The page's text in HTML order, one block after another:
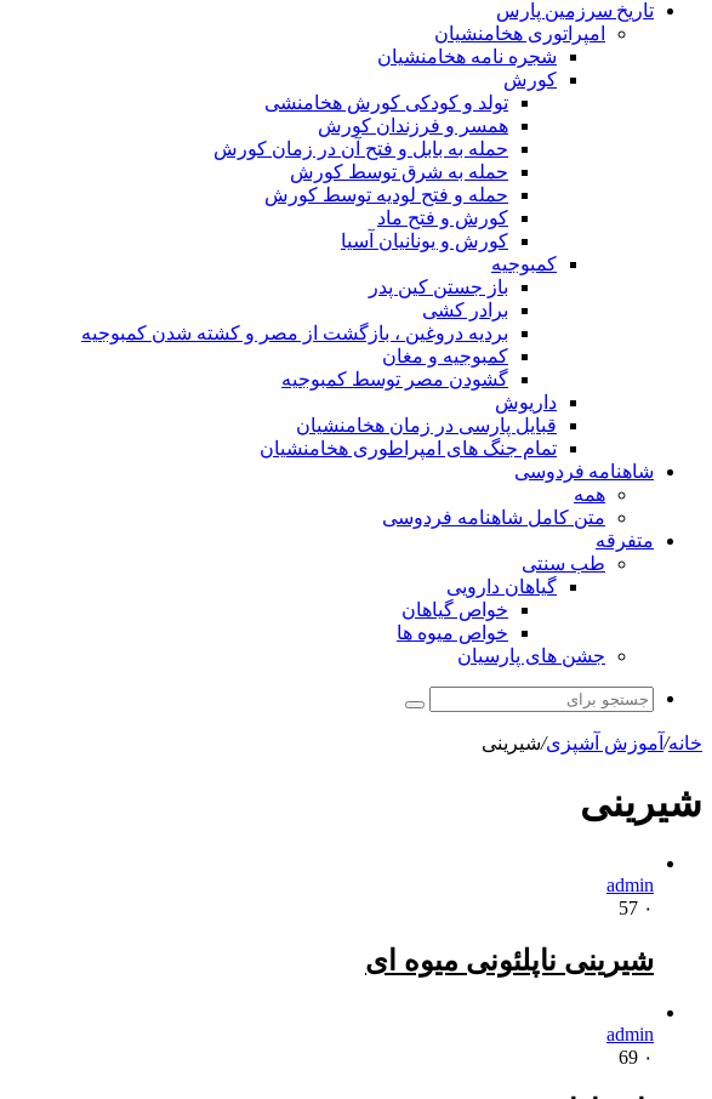
تاریخ سرزمین پارس
امپراتوری هخامنشیان
شجره نامه هخامنشیان
کورش
تولد و کودکی کورش هخامنشی
همسر و فرزندان کورش
حمله به بابل و فتح آن در زمان کورش
حمله به شرق توسط کورش
حمله و فتح لودیه توسط کورش
کورش و فتح ماد
کورش و یونانیان آسیا
کمبوجیه
باز جستن کین پدر
برادر کشی
بردیه دروغین ، بازگشت از مصر و کشته شدن کمبوجیه
کمبوجیه و مغان
گشودن مصر توسط کمبوجیه
داریوش
قبایل پارسی در زمان هخامنشیان
تمام جنگ های امپراطوری هخامنشیان
شاهنامه فردوسی
همه
متن کامل شاهنامه فردوسی
متفرقه
طب سنتی
گیاهان دارویی
خواص گیاهان
خواص میوه ها
جشن های پارسیان
جستجو
خانه/ آموزش آشپزی/شیرینی
شیرینی
admin
۰
شیرینی ناپلئونی میوه ای
admin
۰